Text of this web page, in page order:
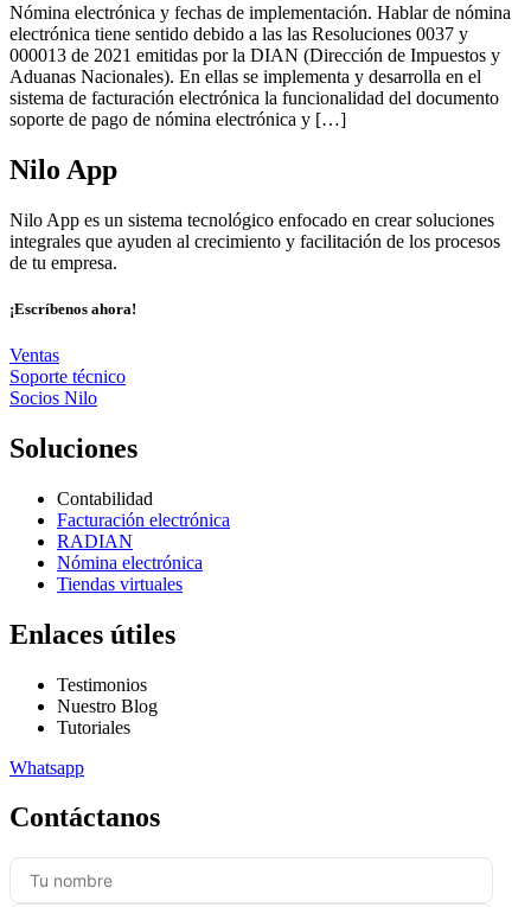
Nómina electrónica y fechas de implementación. Hablar de nómina
electrónica tiene sentido debido a las las Resoluciones 0037 y
000013 de 2021 emitidas por la DIAN (Dirección de Impuestos y
Aduanas Nacionales). En ellas se implementa y desarrolla en el
sistema de facturación electrónica la funcionalidad del documento
soporte de pago de nómina electrónica y […]
Nilo App
Nilo App es un sistema tecnológico enfocado en crear soluciones
integrales que ayuden al crecimiento y facilitación de los procesos
de tu empresa.
¡Escríbenos ahora!
Ventas
Soporte técnico
Socios Nilo
Soluciones
Contabilidad
Facturación electrónica
RADIAN
Nómina electrónica
Tiendas virtuales
Enlaces útiles
Testimonios
Nuestro Blog
Tutoriales
Whatsapp
Contáctanos